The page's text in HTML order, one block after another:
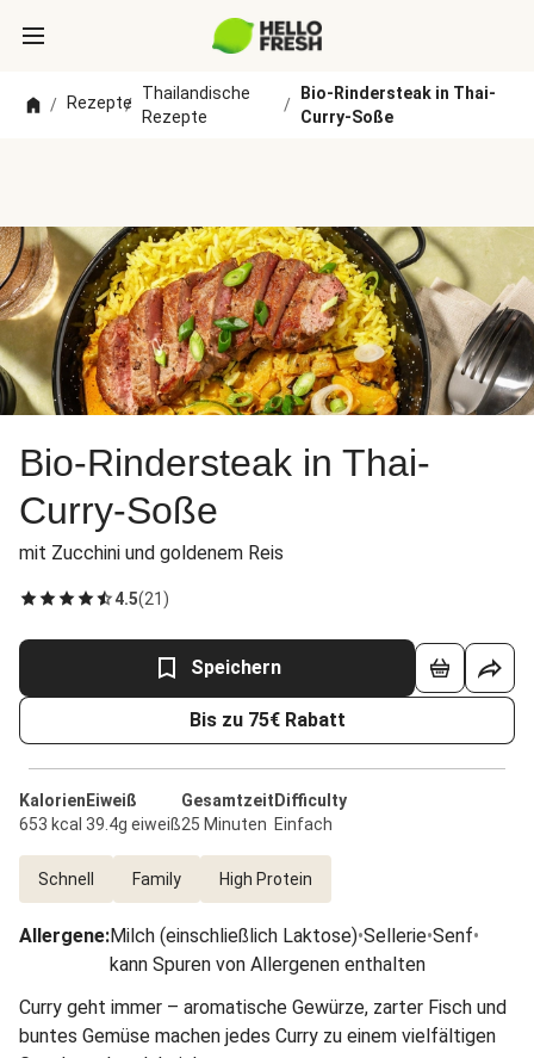
/ Rezepte
/
Thailandische
Rezepte
/
Bio-Rindersteak in Thai-
Curry-Soße
Bio-Rindersteak in Thai-
Curry-Soße
mit Zucchini und goldenem Reis
4.5(21 )
Speichern
Bis zu 75€ Rabatt
Kalorien
653 kcal
Eiweiß
39.4g eiweiß
Gesamtzeit
25 Minuten
Difficulty
Einfach
Schnell Family High Protein
Allergene:Milch (einschließlich Laktose)•Sellerie•Senf•
kann Spuren von Allergenen enthalten
Curry geht immer – aromatische Gewürze, zarter Fisch und
buntes Gemüse machen jedes Curry zu einem vielfältigen